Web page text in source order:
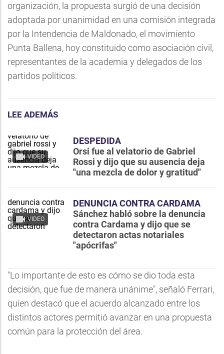
organización, la propuesta surgió de una decisión
adoptada por unanimidad en una comisión integrada
por la Intendencia de Maldonado, el movimiento
Punta Ballena, hoy constituido como asociación civil,
representantes de la academia y delegados de los
partidos políticos.
LEE ADEMÁS
VIDEO
DESPEDIDA
Orsi fue al velatorio de Gabriel
Rossi y dijo que su ausencia deja
"una mezcla de dolor y gratitud"
VIDEO
DENUNCIA CONTRA CARDAMA
Sánchez habló sobre la denuncia
contra Cardama y dijo que se
detectaron actas notariales
"apócrifas"
"Lo importante de esto es cómo se dio toda esta
decisión, que fue de manera unánime", señaló Ferrari,
quien destacó que el acuerdo alcanzado entre los
distintos actores permitió avanzar en una propuesta
común para la protección del área.